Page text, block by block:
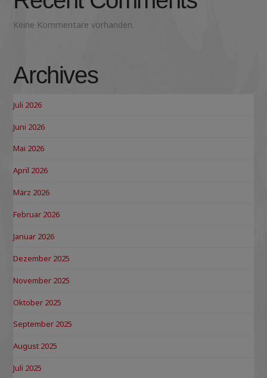
Keine Kommentare vorhanden.
Archives
Juli 2026
Juni 2026
Mai 2026
April 2026
März 2026
Februar 2026
Januar 2026
Dezember 2025
November 2025
Oktober 2025
September 2025
August 2025
Juli 2025